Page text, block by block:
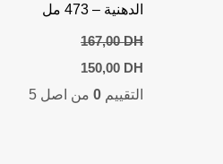
الدهنية – 473 مل
167,00DH
Original
price
was:
150,00 DH
Current
price
is:
التقييم 0من اصل 5